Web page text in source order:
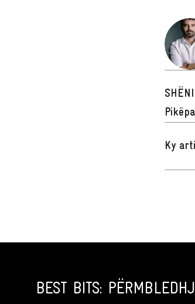
Ky
BEST BITS: